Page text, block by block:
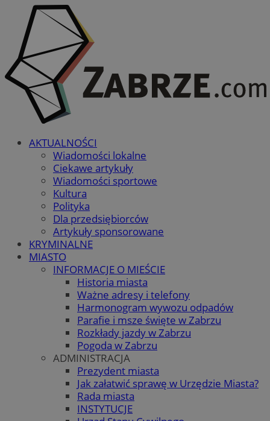
AKTUALNOŚCI
Wiadomości lokalne
Ciekawe artykuły
Wiadomości sportowe
Kultura
Polityka
Dla przedsiębiorców
Artykuły sponsorowane
KRYMINALNE
MIASTO
INFORMACJE O MIEŚCIE
Historia miasta
Ważne adresy i telefony
Harmonogram wywozu odpadów
Parafie i msze święte w Zabrzu
Rozkłady jazdy w Zabrzu
Pogoda w Zabrzu
ADMINISTRACJA
Prezydent miasta
Jak załatwić sprawę w Urzędzie Miasta?
Rada miasta
INSTYTUCJE